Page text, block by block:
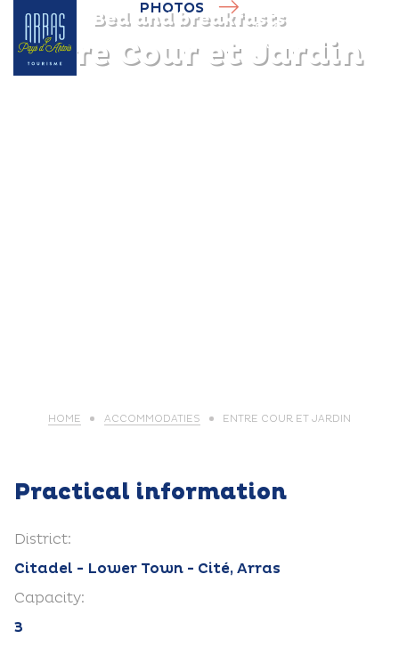
Bed and breakfasts
Entre Cour et Jardin
PHOTOS
HOME ACCOMMODATIES ENTRE COUR ET JARDIN
Practical information
District:
Citadel - Lower Town - Cité, Arras
Capacity:
3